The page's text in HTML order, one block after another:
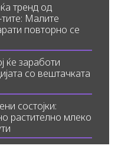
тренд од
Малите
повторно се
ќе заработи
со вештачката
состојки:
растително млеко